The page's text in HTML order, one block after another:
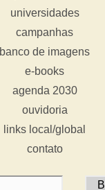
universidades
campanhas
banco de imagens
e-books
agenda 2030
ouvidoria
links local/global
contato